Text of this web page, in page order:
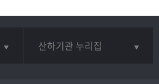
산하기관 누리집